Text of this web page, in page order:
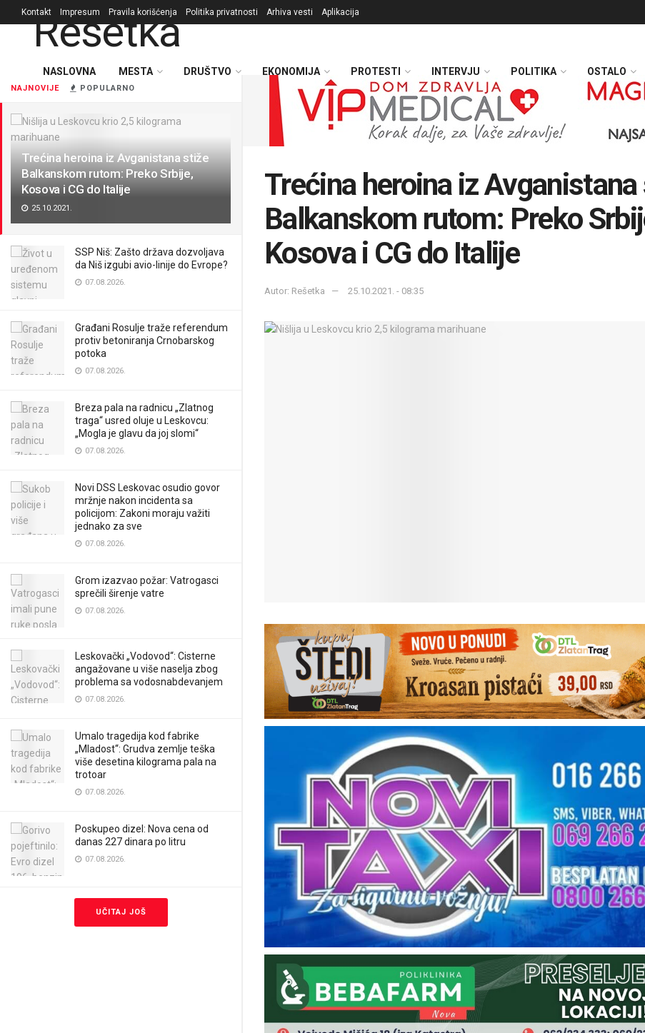
NAJNOVIJE POPULARNO
Trećina heroina iz Avganistana stiže
Balkanskom rutom: Preko Srbije,
Kosova i CG do Italije
25.10.2021.
SSP Niš: Zašto država dozvoljava
da Niš izgubi avio-linije do Evrope?
07.08.2026.
Građani Rosulje traže referendum
protiv betoniranja Crnobarskog
potoka
07.08.2026.
Breza pala na radnicu „Zlatnog
traga“ usred oluje u Leskovcu:
„Mogla je glavu da joj slomi“
07.08.2026.
Novi DSS Leskovac osudio govor
mržnje nakon incidenta sa
policijom: Zakoni moraju važiti
jednako za sve
07.08.2026.
Grom izazvao požar: Vatrogasci
sprečili širenje vatre
07.08.2026.
Leskovački „Vodovod“: Cisterne
angažovane u više naselja zbog
problema sa vodosnabdevanjem
07.08.2026.
Umalo tragedija kod fabrike
„Mladost“: Grudva zemlje teška
više desetina kilograma pala na
trotoar
07.08.2026.
Poskupeo dizel: Nova cena od
danas 227 dinara po litru
07.08.2026.
UČITAJ JOŠ
Kontakt Impresum Pravila korišćenja Politika privatnosti Arhiva vesti Aplikacija
NASLOVNA MESTA DRUŠTVO EKONOMIJA PROTESTI INTERVJU POLITIKA OSTALO
Trećina heroina iz
Balkanskom rutom: Preko
Kosova i CG do Italije
Autor: Rešetka 25.10.2021. - 08:35